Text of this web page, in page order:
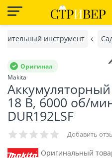
инструмент
Оригинал
Makita
18 В, 6000 об/
DUR192LSF
Добавить
Оригинальный